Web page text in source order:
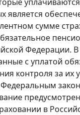
сумме
Федерации. В
с уплатой
контроля за
Федеральным
в